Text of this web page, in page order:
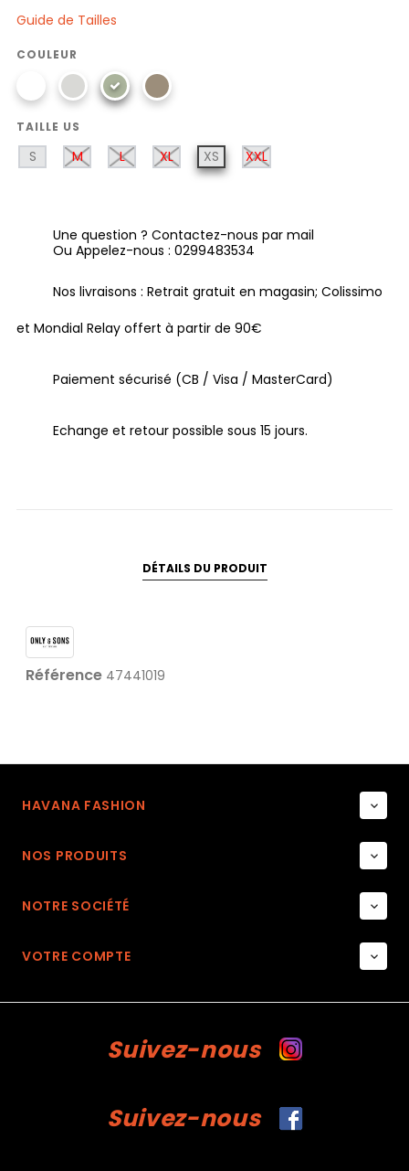
Guide de Tailles
COULEUR
TAILLE US
S M L XL XS XXL
Une question ? Contactez-nous par mail
Ou Appelez-nous : 0299483534
Nos livraisons : Retrait gratuit en magasin; Colissimo
et Mondial Relay offert à partir de 90€
Paiement sécurisé (CB / Visa / MasterCard)
Echange et retour possible sous 15 jours.
DÉTAILS DU PRODUIT
Référence 47441019
HAVANA FASHION 
NOS PRODUITS 
NOTRE SOCIÉTÉ 
VOTRE COMPTE 
Suivez-nous
Suivez-nous